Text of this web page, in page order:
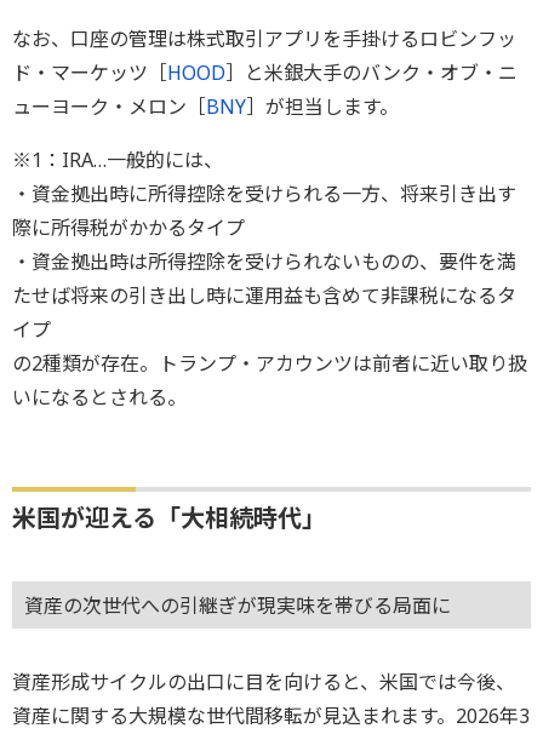
なお、口座の管理は株式取引アプリを手掛けるロビンフッ
ド・マーケッツ［HOOD］と米銀大手のバンク・オブ・ニ
ューヨーク・メロン［BNY］が担当します。
※1：IRA…一般的には、
・資金拠出時に所得控除を受けられる一方、将来引き出す
際に所得税がかかるタイプ
・資金拠出時は所得控除を受けられないものの、要件を満
たせば将来の引き出し時に運用益も含めて非課税になるタ
イプ
の2種類が存在。トランプ・アカウンツは前者に近い取り扱
いになるとされる。
米国が迎える「大相続時代」
資産の次世代への引継ぎが現実味を帯びる局面に
資産形成サイクルの出口に目を向けると、米国では今後、
資産に関する大規模な世代間移転が見込まれます。2026年3